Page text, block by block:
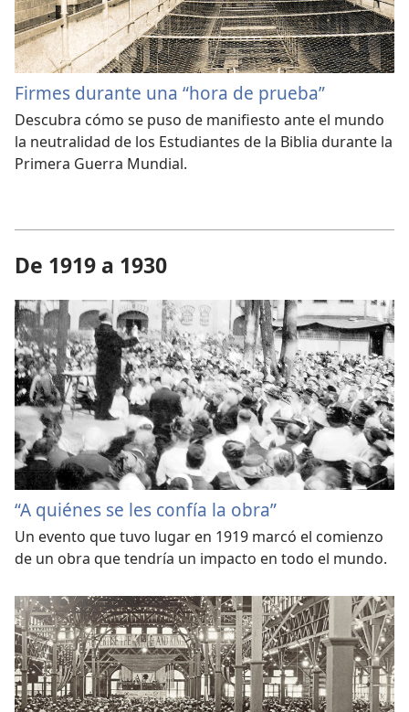
Firmes durante una “hora de prueba”
Descubra cómo se puso de manifiesto ante el mundo
la neutralidad de los Estudiantes de la Biblia durante la
Primera Guerra Mundial.
De 1919 a 1930
“A quiénes se les confía la obra”
Un evento que tuvo lugar en 1919 marcó el comienzo
de un obra que tendría un impacto en todo el mundo.